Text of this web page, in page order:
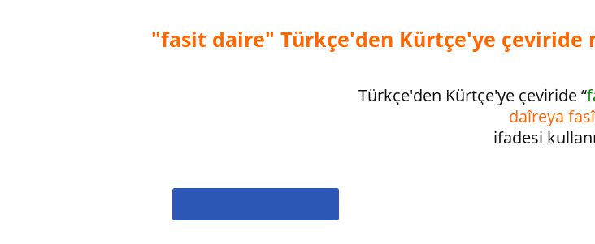
"fasit daire" Türkçe'den Kürtçe'ye çeviride
Türkçe'den Kürtçe'ye çeviride “
daîreya
ifadesi